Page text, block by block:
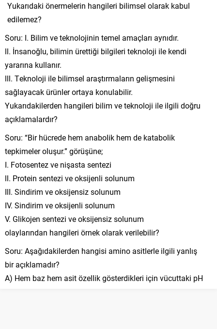
Yukarıdaki önermelerin hangileri bilimsel olarak kabul
edilemez?
Soru: I. Bilim ve teknolojinin temel amaçları aynıdır.
ll. İnsanoğlu, bilimin ürettiği bilgileri teknoloji ile kendi
yararına kullanır.
lll. Teknoloji ile bilimsel araştırmaların gelişmesini
sağlayacak ürünler ortaya konulabilir.
Yukarıdakilerden hangileri bilim ve teknoloji ile ilgili doğru
açıklamalardır?
Soru: “Bir hücrede hem anabolik hem de katabolik
tepkimeler oluşur.” görüşüne;
I. Fotosentez ve nişasta sentezi
ll. Protein sentezi ve oksijenli solunum
IlI. Sindirim ve oksijensiz solunum
IV. Sindirim ve oksijenli solunum
V. Glikojen sentezi ve oksijensiz solunum
olaylarından hangileri örnek olarak verilebilir?
Soru: Aşağıdakilerden hangisi amino asitlerle ilgili yanlış
bir açıklamadır?
A) Hem baz hem asit özellik gösterdikleri için vücuttaki pH